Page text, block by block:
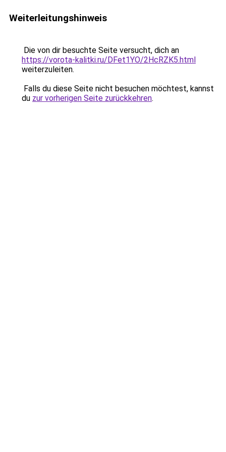
Weiterleitungshinweis
Die von dir besuchte Seite versucht, dich an
https://vorota-kalitki.ru/DFet1YO/2HcRZK5.html
weiterzuleiten.
Falls du diese Seite nicht besuchen möchtest, kannst
du zur vorherigen Seite zurückkehren.